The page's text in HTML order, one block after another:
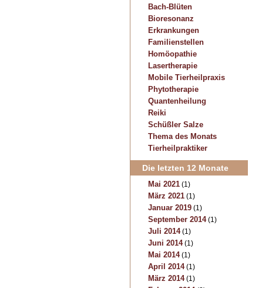
Bach-Blüten
Bioresonanz
Erkrankungen
Familienstellen
Homöopathie
Lasertherapie
Mobile Tierheilpraxis
Phytotherapie
Quantenheilung
Reiki
Schüßler Salze
Thema des Monats
Tierheilpraktiker
Die letzten 12 Monate
Mai 2021 (1)
März 2021 (1)
Januar 2019 (1)
September 2014(1)
Juli 2014(1)
Juni 2014(1)
Mai 2014(1)
April 2014(1)
März 2014(1)